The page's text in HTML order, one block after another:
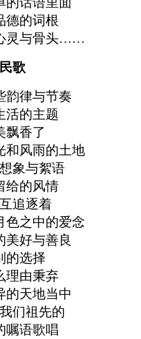
德的词根
灵与骨头……
歌
韵律与节奏
活的主题
飘香了
和风雨的土地
象与絮语
给的风情
追逐着
色之中的爱念
美好与善良
的选择
理由秉弃
的天地当中
们祖先的
嘱语歌唱